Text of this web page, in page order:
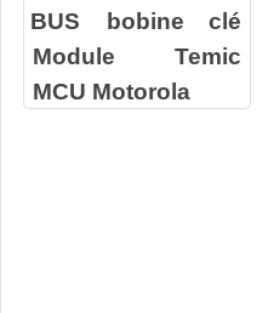
BUS
bobine clé
Module Temic
MCU Motorola